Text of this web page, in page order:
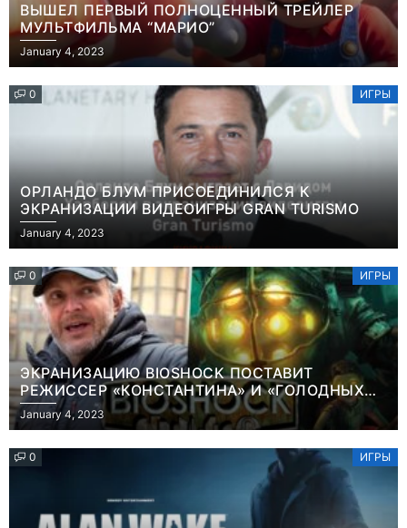
ВЫШЕЛ ПЕРВЫЙ ПОЛНОЦЕННЫЙ ТРЕЙЛЕР
МУЛЬТФИЛЬМА “МАРИО”
January 4, 2023
0 ИГРЫ
ОРЛАНДО БЛУМ ПРИСОЕДИНИЛСЯ К
ЭКРАНИЗАЦИИ ВИДЕОИГРЫ GRAN TURISMO
January 4, 2023
0 ИГРЫ
ЭКРАНИЗАЦИЮ BIOSHOCK ПОСТАВИТ
РЕЖИССЕР «КОНСТАНТИНА» И «ГОЛОДНЫХ
ИГР»
January 4, 2023
0 ИГРЫ